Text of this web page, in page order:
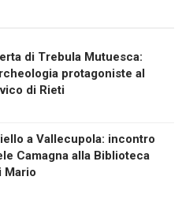
di Trebula Mutuesca:
protagoniste al
di Rieti
a Vallecupola: incontro
Camagna alla Biblioteca
Mario